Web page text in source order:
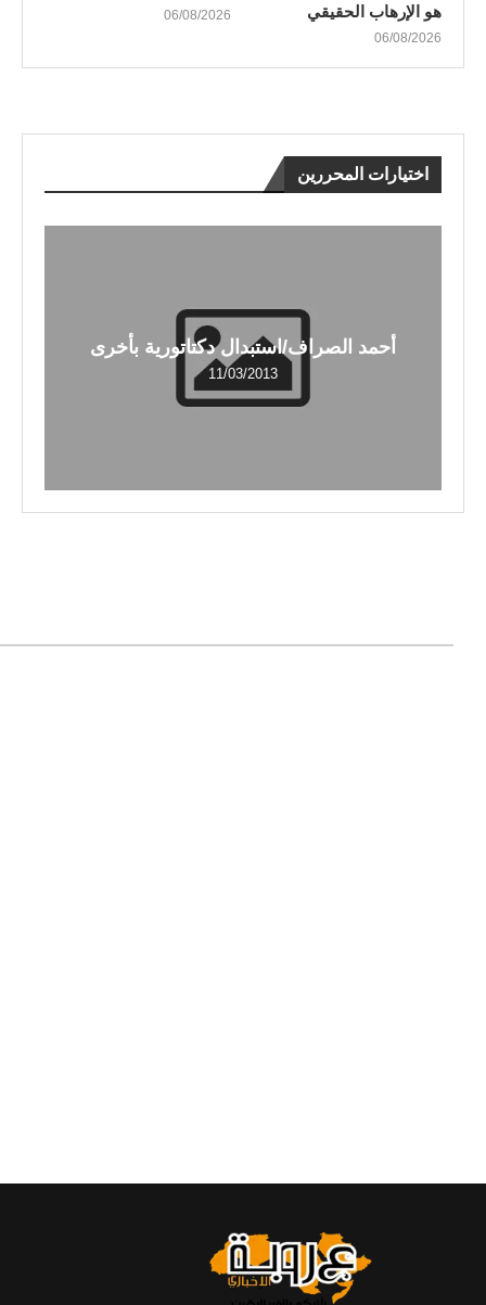
هو الإرهاب الحقيقي
06/08/2026
06/08/2026
اختيارات المحررين
أحمد الصراف/استبدال دكتاتورية بأخرى
11/03/2013